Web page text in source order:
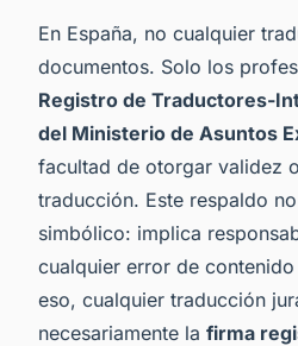
En España, no cualquier
documentos. Solo los
Registro de Traductores-
del Ministerio de Asuntos
facultad de otorgar validez
traducción. Este respaldo
simbólico: implica
cualquier error de
eso, cualquier traducción
necesariamente la firma